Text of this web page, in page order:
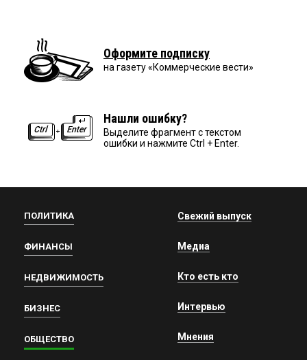
Оформите подписку
на газету «Коммерческие вести»
Нашли ошибку?
Выделите фрагмент с текстом
ошибки и нажмите Ctrl + Enter.
ПОЛИТИКА
ФИНАНСЫ
НЕДВИЖИМОСТЬ
БИЗНЕС
ОБЩЕСТВО
Свежий выпуск
Медиа
Кто есть кто
Интервью
Мнения